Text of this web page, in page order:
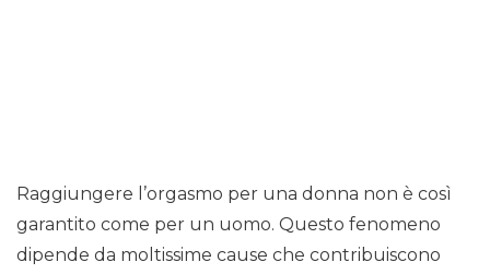
Raggiungere l’orgasmo per una donna non è così
garantito come per un uomo. Questo fenomeno
dipende da moltissime cause che contribuiscono